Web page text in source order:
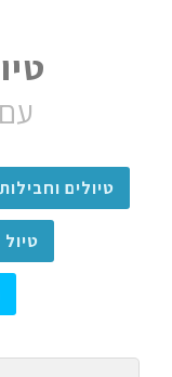
טיולים וחבילות